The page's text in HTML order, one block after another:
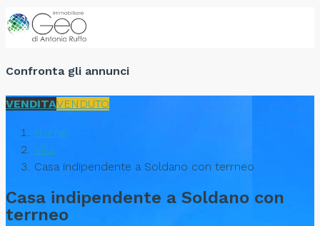
Confronta gli annunci
VENDITAVENDUTO
Home
Villa
Casa indipendente a Soldano con terrneo
Casa indipendente a Soldano con
terrneo